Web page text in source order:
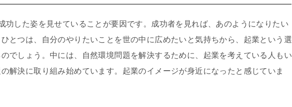
功した姿を見せていることが要因です。成功者を見れば、あのようになりたい
とつは、自分のやりたいことを世の中に広めたいと気持ちから、起業という選
でしょう。中には、自然環境問題を解決するために、起業を考えている人もい
解決に取り組み始めています。起業のイメージが身近になったと感じていま